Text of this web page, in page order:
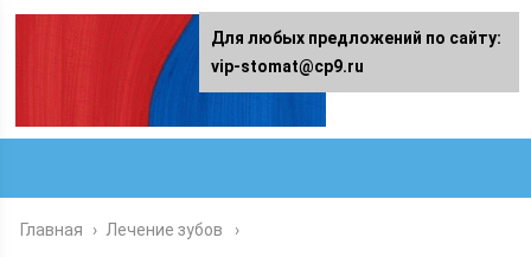
Главная › Лечение зубов
Для любых предложений по сайту:
vip-stomat@cp9.ru